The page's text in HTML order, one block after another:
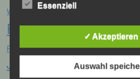
Weinert Martha Weber
Passau Patrick Wimmer Pocking
RuhstorfSabrina Prager
Jäger
Siegfried Kapfer
a) personenbezogene
Personenbezogene Daten
Informationen, die sich auf
Als identifizierbar wird eine
Essenziell
✓ Akzeptieren
Auswahl